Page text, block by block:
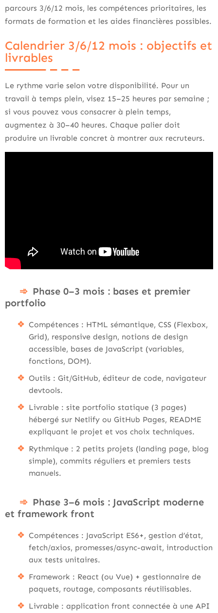
parcours 3/6/12 mois, les compétences prioritaires, les
formats de formation et les aides financières possibles.
Calendrier 3/6/12 mois : objectifs et
livrables
Le rythme varie selon votre disponibilité. Pour un
travail à temps plein, visez 15–25 heures par semaine ;
si vous pouvez vous consacrer à plein temps,
augmentez à 30–40 heures. Chaque palier doit
produire un livrable concret à montrer aux recruteurs.
Phase 0–3 mois : bases et premier
portfolio
Compétences : HTML sémantique, CSS (Flexbox,
Grid), responsive design, notions de design
accessible, bases de JavaScript (variables,
fonctions, DOM).
Outils : Git/GitHub, éditeur de code, navigateur
devtools.
Livrable : site portfolio statique (3 pages)
hébergé sur Netlify ou GitHub Pages, README
expliquant le projet et vos choix techniques.
Rythmique : 2 petits projets (landing page, blog
simple), commits réguliers et premiers tests
manuels.
Phase 3–6 mois : JavaScript moderne
et framework front
Compétences : JavaScript ES6+, gestion d’état,
fetch/axios, promesses/async-await, introduction
aux tests unitaires.
Framework : React (ou Vue) + gestionnaire de
paquets, routage, composants réutilisables.
Livrable : application front connectée à une API